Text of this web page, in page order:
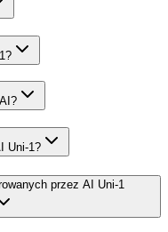
Uni-1?
przez AI Uni-1